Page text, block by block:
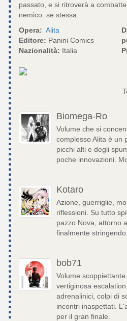
passato, e si ritroverà a
nemico: se stessa.
Opera: Alita
Editore: Panini Comics
Nazionalità: Italia
Biomega-Ro
Volume che si
complesso Alita è un
picchi alti e degli
poche innovazioni.
Kotaro
Azione, guerriglie,
riflessioni. Su tutto
pazzo Nova, attorno
finalmente stringendo.
bob71
Volume
vertiginosa
adrenalinici, colpi di
incontri inaspettati.
per il gran finale.